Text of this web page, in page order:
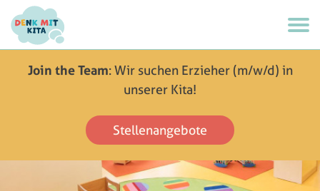
Join the Team: Wir suchen Erzieher (m/w/d) in
unserer Kita!
Stellenangebote